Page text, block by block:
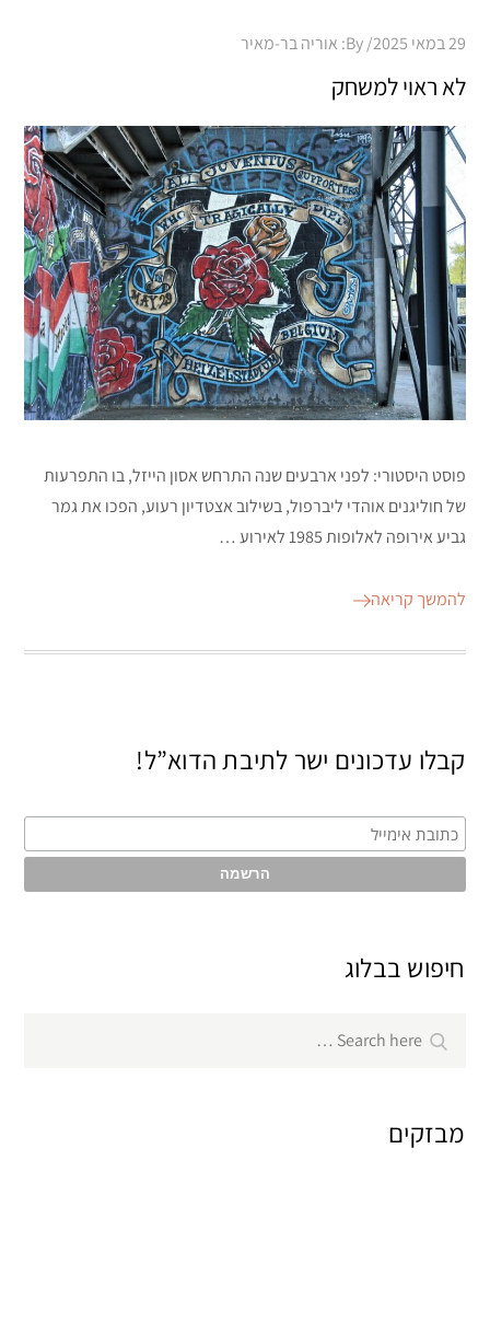
Posted
on
29 במאי 2025 By: אוריה בר-מאיר
לא ראוי למשחק
פוסט היסטורי: לפני ארבעים שנה התרחש אסון הייזל, בו התפרעות
של חוליגנים אוהדי ליברפול, בשילוב אצטדיון רעוע, הפכו את גמר
גביע אירופה לאלופות 1985 לאירוע …
להמשך קריאה
קבלו עדכונים ישר לתיבת הדוא”ל!
חיפוש בבלוג
for:
Search
מבזקים